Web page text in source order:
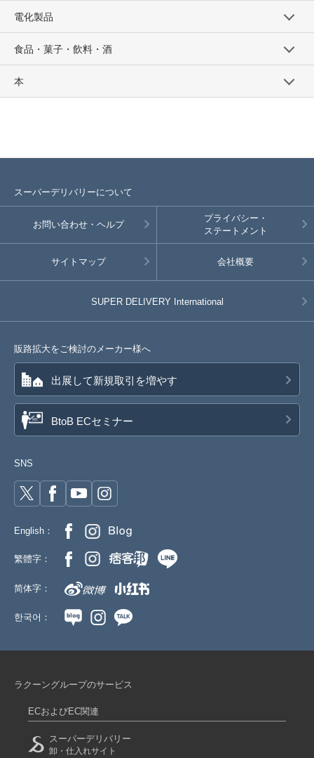
電化製品
食品・菓子・飲料・酒
本
スーパーデリバリーについて
お問い合わせ・ヘルプ
プライバシー・
ステートメント
サイトマップ 会社概要
SUPER DELIVERY International
販路拡大をご検討のメーカー様へ
出展して新規取引を増やす
BtoB ECセミナー
SNS
English：
繁體字：
简体字：
한국어：
ラクーングループのサービス
ECおよびEC関連
スーパーデリバリー
卸・仕入れサイト